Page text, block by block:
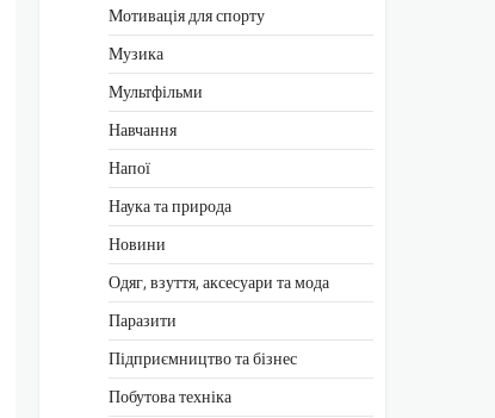
Мотивація для спорту
Музика
Мультфільми
Навчання
Напої
Наука та природа
Новини
Одяг, взуття, аксесуари та мода
Паразити
Підприємництво та бізнес
Побутова техніка